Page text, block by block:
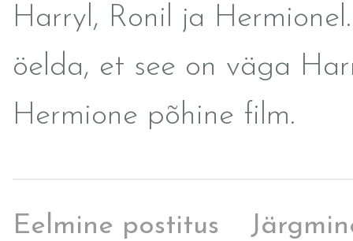
Harryl, Ronil ja
öelda, et see on väga
Hermione põhine film.
Eelmine postitus